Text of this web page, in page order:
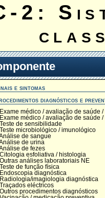
2:
e sintomas
diagnósticos e
médico / avaliação de saúde /
médico / avaliação de saúde /
de sensibilidade
microbiológico / imunológico
de sangue
de urina
de fezes
esfoliativa / histologia
análises laboratoriais NE
de função física
diagnóstica
imagiologia diagnóstica
eléctricos
procedimentos diagnósticos